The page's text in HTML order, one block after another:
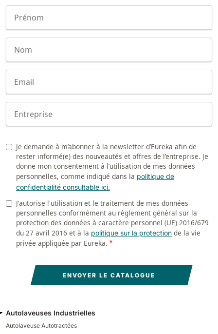
Newsletter
Je demande à m’abonner à la newsletter d’Eureka afin de
rester informé(e) des nouveautés et offres de l’entreprise. Je
donne mon consentement à l’utilisation de mes données
personnelles, comme indiqué dans la politique de
confidentialité consultable ici.
Politique de confidentialité
J'autorise l'utilisation et le traitement de mes données
personnelles conformément au règlement général sur la
protection des données à caractère personnel (UE) 2016/679
du 27 avril 2016 et à la politique sur la protection de la vie
privée appliquée par Eureka.
Autolaveuses Industrielles
Autolaveuse Autotractées